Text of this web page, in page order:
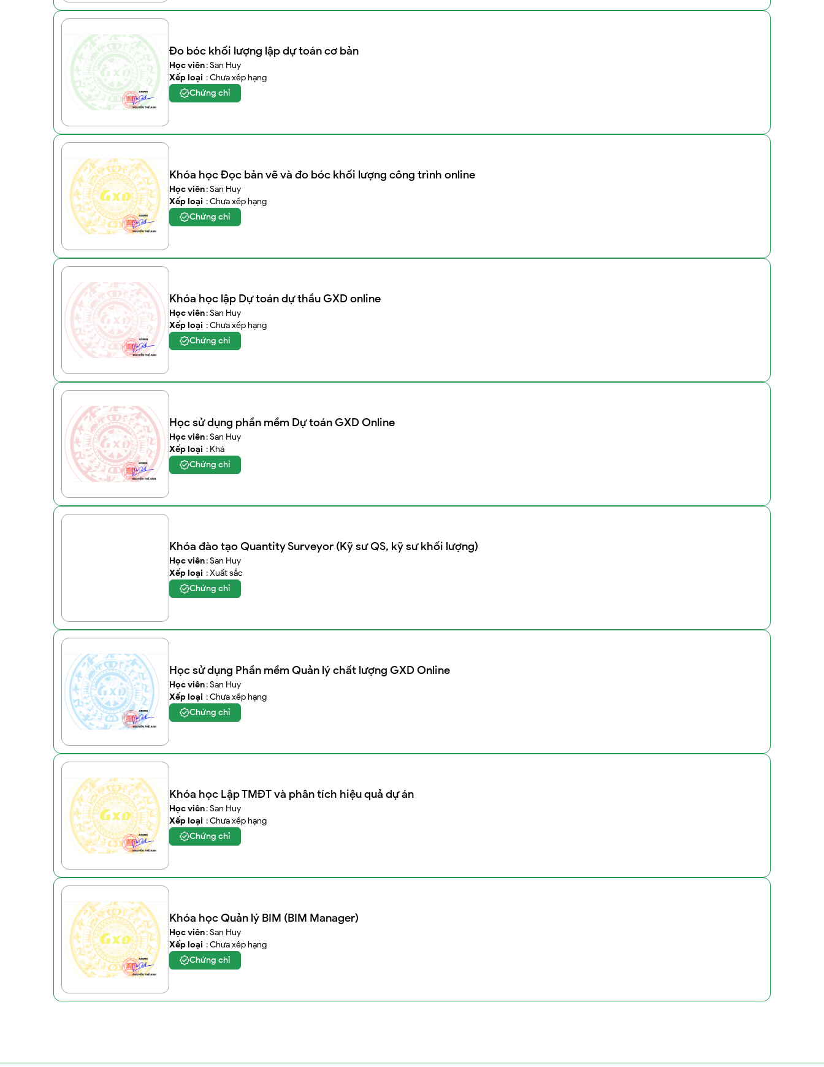
Đo bóc khối lượng lập dự toán cơ bản
Học viên: San Huy
Xếp loại : Chưa xếp hạng
Chứng chỉ
Khóa học Đọc bản vẽ và đo bóc khối lượng công trình online
Học viên: San Huy
Xếp loại : Chưa xếp hạng
Chứng chỉ
Khóa học lập Dự toán dự thầu GXD online
Học viên: San Huy
Xếp loại : Chưa xếp hạng
Chứng chỉ
Học sử dụng phần mềm Dự toán GXD Online
Học viên: San Huy
Xếp loại : Khá
Chứng chỉ
Khóa đào tạo Quantity Surveyor (Kỹ sư QS, kỹ sư khối lượng)
Học viên: San Huy
Xếp loại : Xuất sắc
Chứng chỉ
Học sử dụng Phần mềm Quản lý chất lượng GXD Online
Học viên: San Huy
Xếp loại : Chưa xếp hạng
Chứng chỉ
Khóa học Lập TMĐT và phân tích hiệu quả dự án
Học viên: San Huy
Xếp loại : Chưa xếp hạng
Chứng chỉ
Khóa học Quản lý BIM (BIM Manager)
Học viên: San Huy
Xếp loại : Chưa xếp hạng
Chứng chỉ